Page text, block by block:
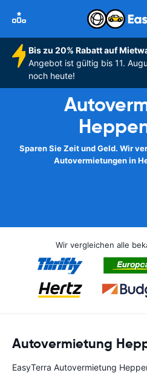
Bis zu 20% Rabatt auf
Angebot ist gültig bis 11.
noch heute!
Sparen Sie Zeit und Geld. Wir
Autovermietungen in
Wir vergleichen alle
Autovermietung
EasyTerra Autovermietung